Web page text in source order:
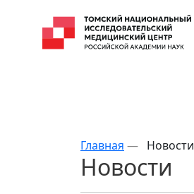
Главная — Новости
Новости